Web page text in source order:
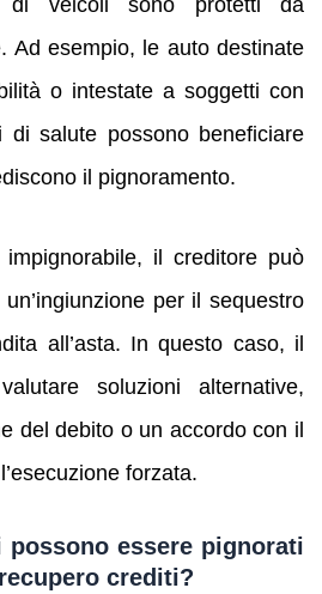
di veicoli sono protetti da
Ad esempio, le auto destinate
o intestate a soggetti con
di salute possono beneficiare
il pignoramento.
il creditore può
per il sequestro
all’asta. In questo caso, il
soluzioni alternative,
del debito o un accordo con il
forzata.
essere pignorati
crediti?